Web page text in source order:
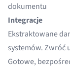
dokumentu
Integracje
Ekstraktowane
systemów. Zwróć
Gotowe,